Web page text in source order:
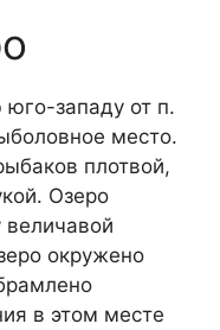
западу от п.
место.
плотвой,
Озеро
окружено
в этом месте